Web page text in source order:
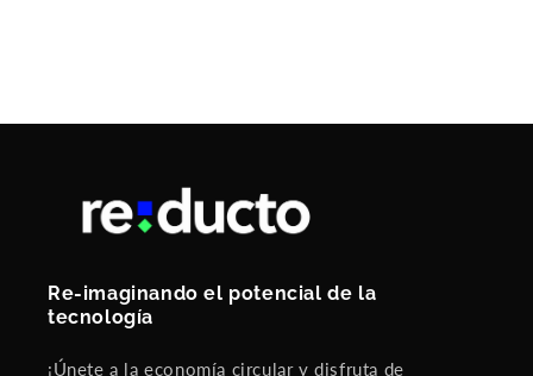
Re-imaginando el potencial de la
tecnología
¡Únete a la economía circular y disfruta de